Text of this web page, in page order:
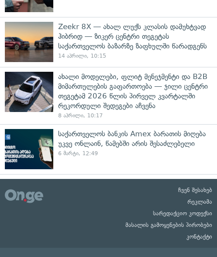
Zeekr 8X — ახალ ლუქს კლასის დამუხტვად
ჰიბრიდ — ზიკერ ცენტრი თეგეტას
საქართველოს ბაზარზე ზაფხულში წარადგენს
14 აპრილი, 10:15
ახალი მოდელები, ფლიტ მენეჯმენტი და B2B
მიმართულების გაფართოება — ჯილი ცენტრი
თეგეტამ 2026 წლის პირველ კვარტალში
რეკორდული შედეგები აჩვენა
8 აპრილი, 10:17
საქართველოს ბანკის Amex ბარათის მიღება
უკვე ონლაინ, წამებში არის შესაძლებელი
6 მარტი, 12:49
ჩვენ შესახებ
რეკლამა
სარედაქციო კოდექსი
მასალის გამოყენების პირობები
კონტაქტი